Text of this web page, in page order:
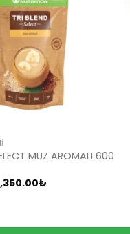
MUZ AROMALI 600
fiyat:
₺